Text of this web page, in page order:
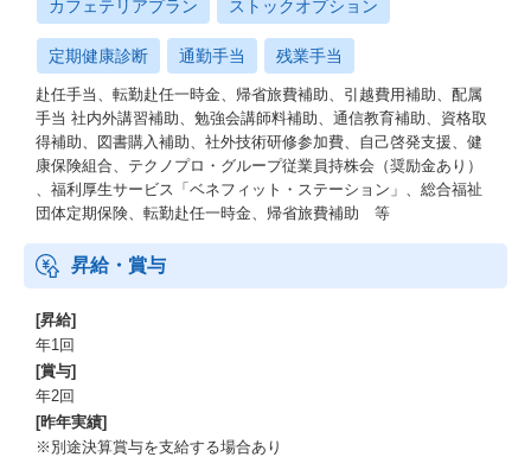
カフェテリアプラン ストックオプション
定期健康診断 通勤手当 残業手当
赴任手当、転勤赴任一時金、帰省旅費補助、引越費用補助、配属
手当 社内外講習補助、勉強会講師料補助、通信教育補助、資格取
得補助、図書購入補助、社外技術研修参加費、自己啓発支援、健
康保険組合、テクノプロ・グループ従業員持株会（奨励金あり）
、福利厚生サービス「ベネフィット・ステーション」、総合福祉
団体定期保険、転勤赴任一時金、帰省旅費補助 等
昇給・賞与
[昇給]
年1回
[賞与]
年2回
[昨年実績]
※別途決算賞与を支給する場合あり